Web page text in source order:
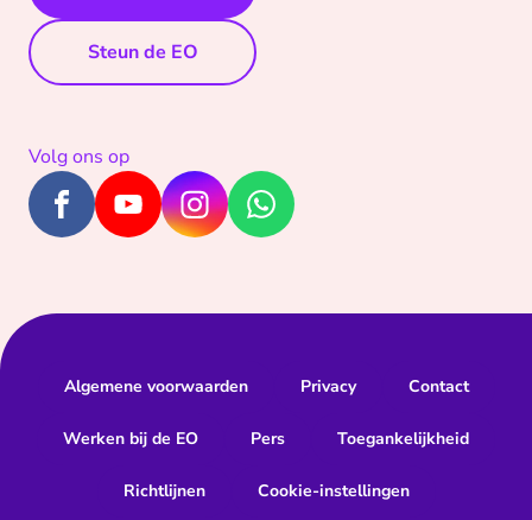
Steun de EO
Volg ons op
Algemene voorwaarden Privacy Contact
Werken bij de EO Pers Toegankelijkheid
Richtlijnen Cookie-instellingen